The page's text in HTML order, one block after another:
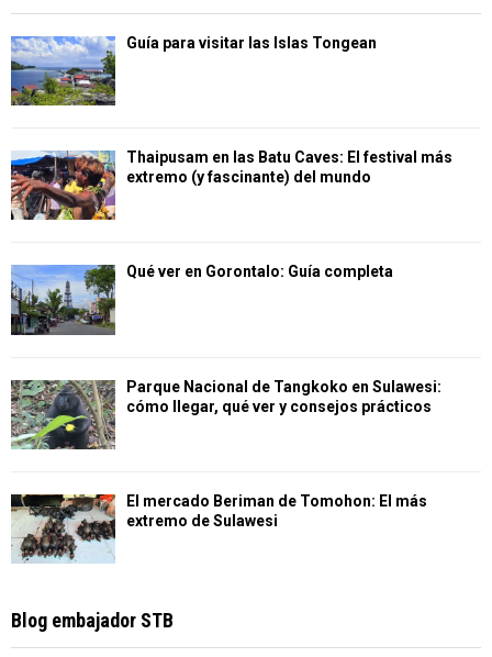
Guía para visitar las Islas Tongean
Thaipusam en las Batu Caves: El festival más
extremo (y fascinante) del mundo
Qué ver en Gorontalo: Guía completa
Parque Nacional de Tangkoko en Sulawesi:
cómo llegar, qué ver y consejos prácticos
El mercado Beriman de Tomohon: El más
extremo de Sulawesi
Blog embajador STB